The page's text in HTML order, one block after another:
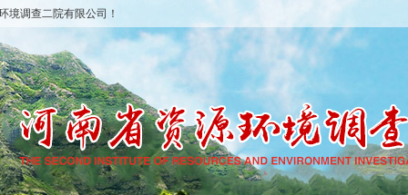
境调查二院有限公司！